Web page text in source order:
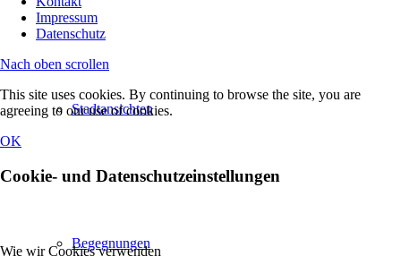
Stadtansichten
Begegnungen
Impressum
Datenschutz
Nach oben scrollen
This site uses cookies. By continuing to browse the site, you are
agreeing to our use of cookies.
OK
Cookie- und Datenschutzeinstellungen
Wie wir Cookies verwenden